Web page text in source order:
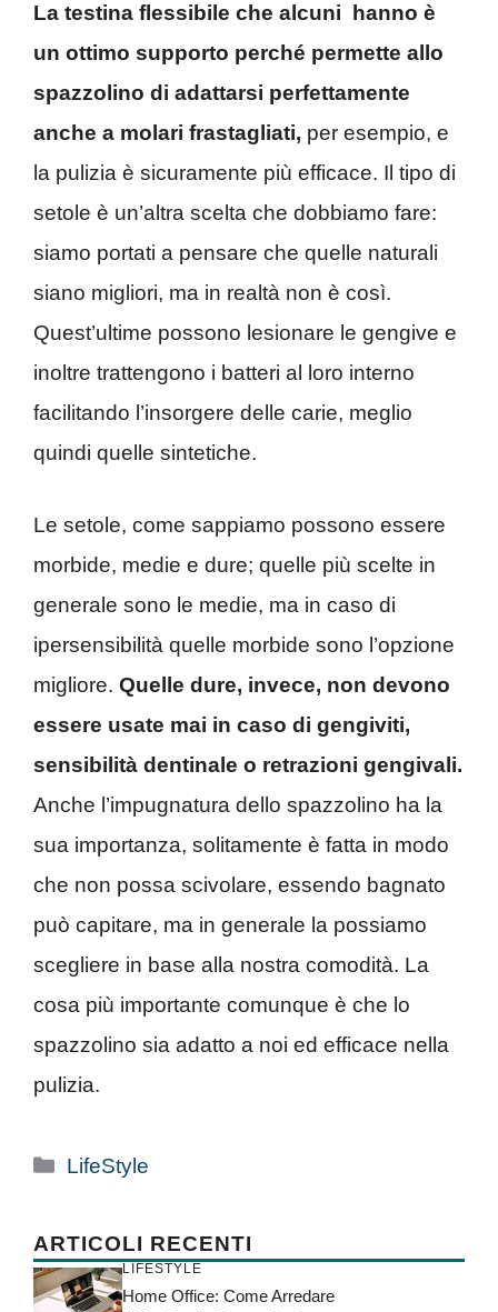
La testina flessibile che alcuni hanno è
un ottimo supporto perché permette allo
spazzolino di adattarsi perfettamente
anche a molari frastagliati, per esempio, e
la pulizia è sicuramente più efficace. Il tipo di
setole è un’altra scelta che dobbiamo fare:
siamo portati a pensare che quelle naturali
siano migliori, ma in realtà non è così.
Quest’ultime possono lesionare le gengive e
inoltre trattengono i batteri al loro interno
facilitando l’insorgere delle carie, meglio
quindi quelle sintetiche.
Le setole, come sappiamo possono essere
morbide, medie e dure; quelle più scelte in
generale sono le medie, ma in caso di
ipersensibilità quelle morbide sono l’opzione
migliore. Quelle dure, invece, non devono
essere usate mai in caso di gengiviti,
sensibilità dentinale o retrazioni gengivali.
Anche l’impugnatura dello spazzolino ha la
sua importanza, solitamente è fatta in modo
che non possa scivolare, essendo bagnato
può capitare, ma in generale la possiamo
scegliere in base alla nostra comodità. La
cosa più importante comunque è che lo
spazzolino sia adatto a noi ed efficace nella
pulizia.
Categorie
LifeStyle
ARTICOLI RECENTI
LIFESTYLE
Home Office: Come Arredare